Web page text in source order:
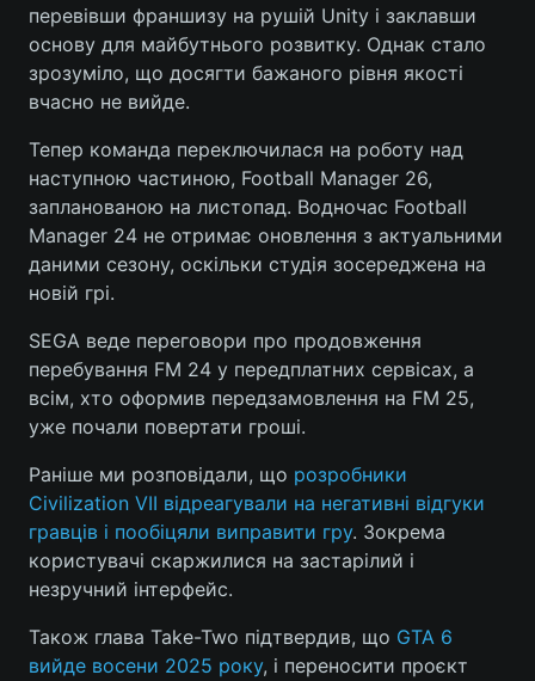
перевівши франшизу на рушій Unity і заклавши
основу для майбутнього розвитку. Однак стало
зрозуміло, що досягти бажаного рівня якості
вчасно не вийде.
Тепер команда переключилася на роботу над
наступною частиною, Football Manager 26,
запланованою на листопад. Водночас Football
Manager 24 не отримає оновлення з актуальними
даними сезону, оскільки студія зосереджена на
новій грі.
SEGA веде переговори про продовження
перебування FM 24 у передплатних сервісах, а
всім, хто оформив передзамовлення на FM 25,
уже почали повертати гроші.
Раніше ми розповідали, що розробники
Civilization VII відреагували на негативні відгуки
гравців і пообіцяли виправити гру. Зокрема
користувачі скаржилися на застарілий і
незручний інтерфейс.
Також глава Take-Two підтвердив, що GTA 6
вийде восени 2025 року, і переносити проєкт